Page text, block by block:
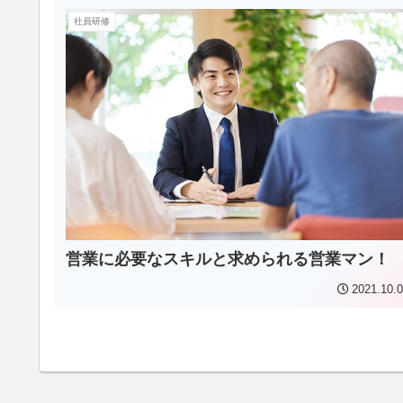
社員研修
営業に必要なスキルと求められる営業マン！